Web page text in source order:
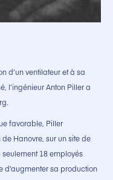
d’un ventilateur et à sa
l’ingénieur Anton Piller a
favorable, Piller
Hanovre, sur un site de
seulement 18 employés
d’augmenter sa production